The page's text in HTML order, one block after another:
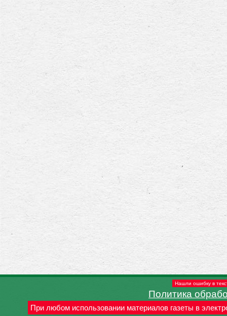
Нашли ошибку в
Политика
При любом использовании материалов газеты в